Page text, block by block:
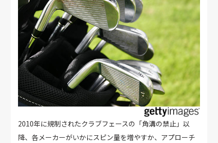
2010年に規制されたクラブフェースの「角溝の禁止」以
降、各メーカーがいかにスピン量を増やすか、アプローチ